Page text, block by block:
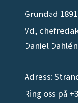
Grundad
Vd,
Daniel Dahlén
Adress:
Ring oss på